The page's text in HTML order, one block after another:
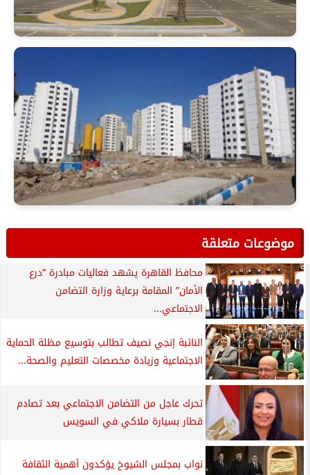
موضوعات متعلقة
محافظ القاهرة يشهد فعاليات مبادرة ”درع
الأمان” المقامة برعاية وزارة التضامن
الاجتماعي...
النائبة إنجي نصيف تطالب بتوسيع مظلة الحماية
الاجتماعية وزيادة مخصصات التعليم والصحة...
تحرك عاجل من التضامن الاجتماعي بعد تصادم
قطار بسيارة ملاكي في السويس
نواب بمجلس الشيوخ يؤكدون أهمية الثقافة